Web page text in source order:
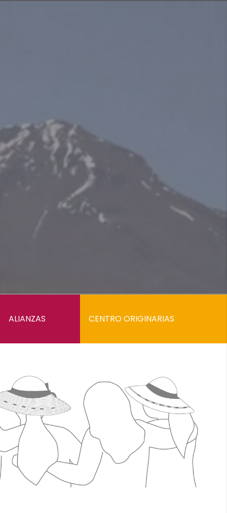
ALIANZAS CENTRO ORIGINARIAS